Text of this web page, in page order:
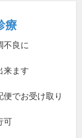
療
不良に
来ます
でお受け取り
可